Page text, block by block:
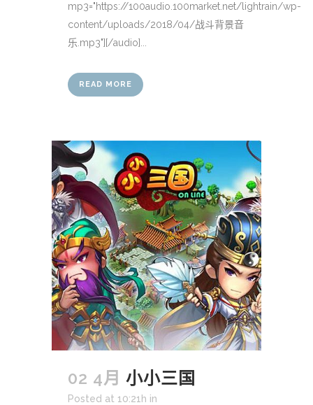
mp3="https://100audio.100market.net/lightrain/wp-
content/uploads/2018/04/战斗背景音
乐.mp3"][/audio]...
READ MORE
02 4月 小小三国
Posted at 10:21h in